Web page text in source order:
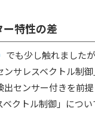
特性の差
でも少し触れました
サレスベクトル制
出センサー付きを
クトル制御」につい